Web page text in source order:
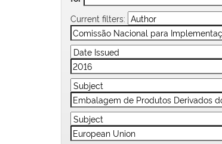
Current filters: